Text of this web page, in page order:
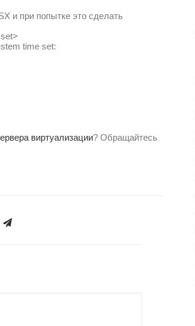
и при попытке это сделать
time set:
виртуализации? Обращайтесь